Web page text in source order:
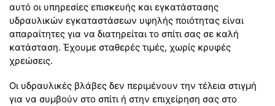
αυτό οι υπηρεσίες επισκευής και εγκατάστασης
υδραυλικών εγκαταστάσεων υψηλής ποιότητας είναι
απαραίτητες για να διατηρείται το σπίτι σας σε καλή
κατάσταση. Έχουμε σταθερές τιμές, χωρίς κρυφές
χρεώσεις.
Οι υδραυλικές βλάβες δεν περιμένουν την τέλεια στιγμή
για να συμβούν στο σπίτι ή στην επιχείρηση σας στο